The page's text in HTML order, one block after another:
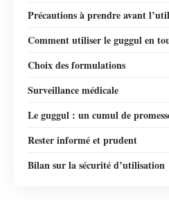
Précautions à prendre avant
Comment utiliser le guggul en
Choix des formulations
Surveillance médicale
Le guggul : un cumul de
Rester informé et prudent
Bilan sur la sécurité d’utilisation